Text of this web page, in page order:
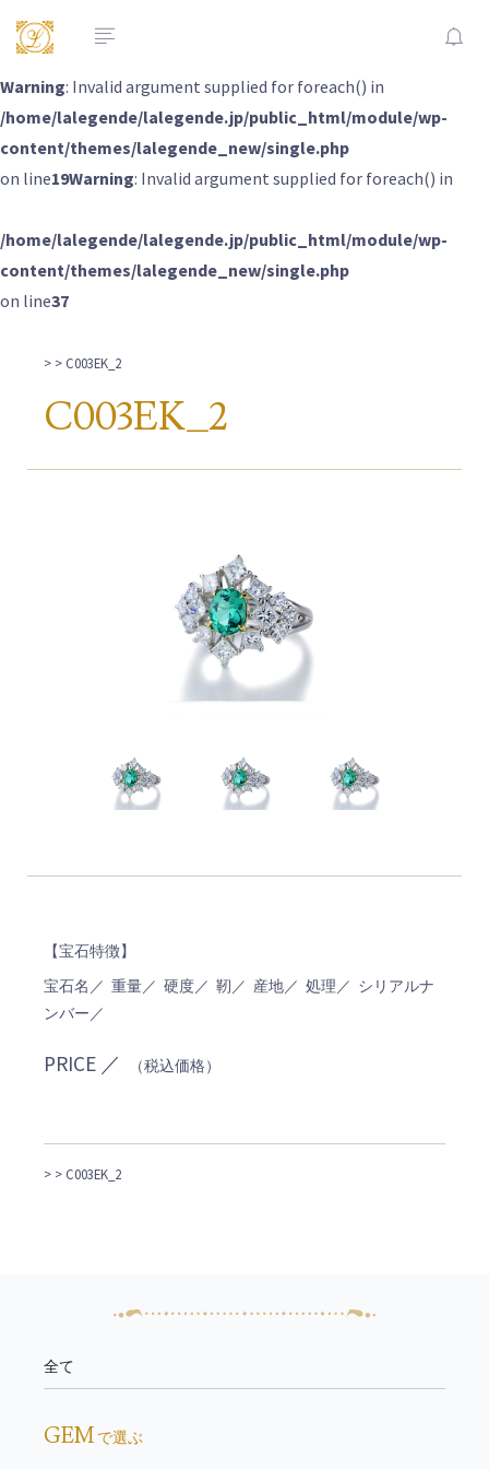
Warning: Invalid argument supplied for foreach() in
/home/lalegende/lalegende.jp/public_html/module/wp-
content/themes/lalegende_new/single.php
on line19Warning: Invalid argument supplied for foreach() in
/home/lalegende/lalegende.jp/public_html/module/wp-
content/themes/lalegende_new/single.php
on line37
> > C003EK_2
C003EK_2
【宝石特徴】
宝石名／ 重量／ 硬度／ 靭／ 産地／ 処理／ シリアルナ
ンバー／
PRICE ／ （税込価格）
> > C003EK_2
全て
GEM で選ぶ